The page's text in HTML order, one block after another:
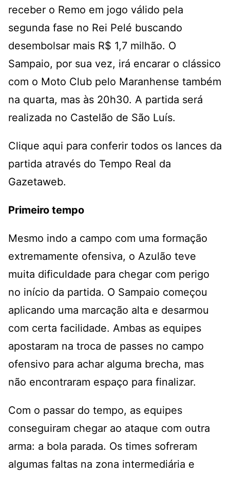
receber o Remo em jogo válido pela
segunda fase no Rei Pelé buscando
desembolsar mais R$ 1,7 milhão. O
Sampaio, por sua vez, irá encarar o clássico
com o Moto Club pelo Maranhense também
na quarta, mas às 20h30. A partida será
realizada no Castelão de São Luís.
Clique aqui para conferir todos os lances da
partida através do Tempo Real da
Gazetaweb.
Primeiro tempo
Mesmo indo a campo com uma formação
extremamente ofensiva, o Azulão teve
muita dificuldade para chegar com perigo
no início da partida. O Sampaio começou
aplicando uma marcação alta e desarmou
com certa facilidade. Ambas as equipes
apostaram na troca de passes no campo
ofensivo para achar alguma brecha, mas
não encontraram espaço para finalizar.
Com o passar do tempo, as equipes
conseguiram chegar ao ataque com outra
arma: a bola parada. Os times sofreram
algumas faltas na zona intermediária e